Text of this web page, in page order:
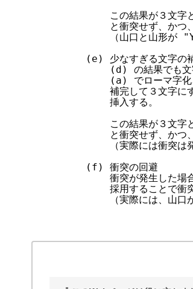
この結果が３文字
と衝突せず、かつ
（山口と山形が
(e) 少なすぎる文字の
(d) の結果でも文
(a) でローマ字化
補完して３文字に
        挿入する。
この結果が３文字
と衝突せず、かつ
（実際には衝突は発
    (f) 衝突の回避
衝突が発生した場
採用することで衝突
（実際には、山口